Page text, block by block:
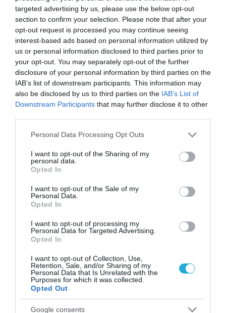
targeted advertising by us, please use the below opt-out
section to confirm your selection. Please note that after your
opt-out request is processed you may continue seeing
interest-based ads based on personal information utilized by
us or personal information disclosed to third parties prior to
your opt-out. You may separately opt-out of the further
disclosure of your personal information by third parties on the
IAB’s list of downstream participants. This information may
also be disclosed by us to third parties on the IAB’s List of
Downstream Participants that may further disclose it to other
Please note that this website/app uses one or more Google
not limited to your visit or usage behaviour. You may click to
grant or deny consent to Google and its third-party tags to
use your data for below specified purposes in below Google
consent section.
Personal Data Processing Opt Outs
I want to opt-out of the Sharing of my
personal data.
Opted In
I want to opt-out of the Sale of my
Personal Data.
Opted In
I want to opt-out of processing my
Personal Data for Targeted Advertising.
Opted In
I want to opt-out of Collection, Use,
Retention, Sale, and/or Sharing of my
Personal Data that Is Unrelated with the
Purposes for which it was collected.
Opted Out
Google consents
πρωτοβουλία «Zero Drop Med». Με επίκεντρο
τον Δήμο Αρχανών Αστερουσίων στην
Κρήτη, την Κύπρο και την Κορσική, και με
την υποστήριξη του The Coca Cola
Foundation, το έργο εντάσσεται σε μια
ευρύτερη προσπάθεια ενίσχυσης της
ανθεκτικότητας των μεσογειακών πόλεων. Η
πρωτοβουλία υλοποιείται σε συνεργασία με
αρχές, καθώς και διεθνείς εταίρους.
Συγκεκριμένα,στον Δήμο
Αρχανών Αστερουσίων
επικεντρώνεται στη μείωση των απωλειών
πόσιμου νερού μέσω της αναβάθμισης
τμήματος του δικτύου ύδρευσης μήκους
περίπου 2,5 χιλιομέτρων, συμβάλλοντας
στην εξοικονόμηση εκατομμυρίων λίτρων
νερού ετησίως. Αντίστοιχες παρεμβάσεις θα